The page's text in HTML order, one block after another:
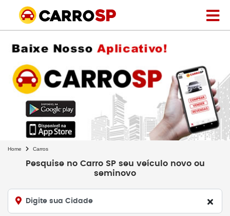
Home Carros
Pesquise no Carro SP seu veículo novo ou
seminovo
Digite sua Cidade